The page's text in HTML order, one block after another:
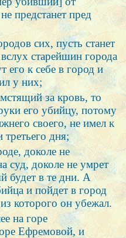
предстанет пред
сих, пусть станет
старейшин города
его к себе в город и
у них;
за кровь, то
его убийцу, потому
своего, не имел к
третьего дня;
доколе не
суд, доколе не умрет
будет в те дни. А
и пойдет в город
которого он убежал.
на горе
Ефремовой, и